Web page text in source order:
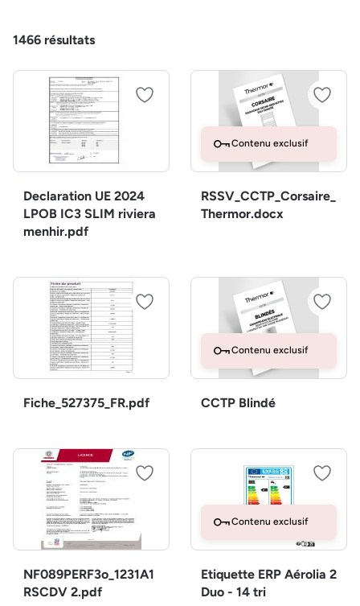
1466 résultats
Declaration UE 2024
LPOB IC3 SLIM riviera
menhir.pdf
Contenu exclusif
RSSV_CCTP_Corsaire_
Thermor.docx
Fiche_527375_FR.pdf
Contenu exclusif
CCTP Blindé
NF089PERF3o_1231A1
RSCDV 2.pdf
Contenu exclusif
Etiquette ERP Aérolia 2
Duo - 14 tri